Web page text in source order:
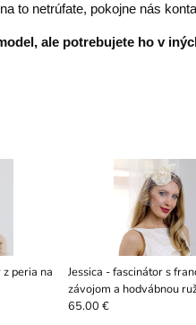
to netrúfate, pokojne nás
ale potrebujete ho v
peria na
Jessica - fascinátor s
závojom a hodvábnou
65.00 €